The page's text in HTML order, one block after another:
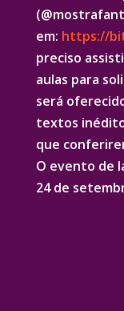
em: https://
preciso
aulas para
será
textos
que
O evento de
24 de